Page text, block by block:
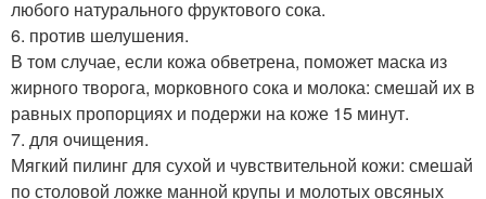
любого натурального фруктового сока.
6. против шелушения.
В том случае, если кожа обветрена, поможет маска из
жирного творога, морковного сока и молока: смешай их в
равных пропорциях и подержи на коже 15 минут.
7. для очищения.
Мягкий пилинг для сухой и чувствительной кожи: смешай
по столовой ложке манной крупы и молотых овсяных